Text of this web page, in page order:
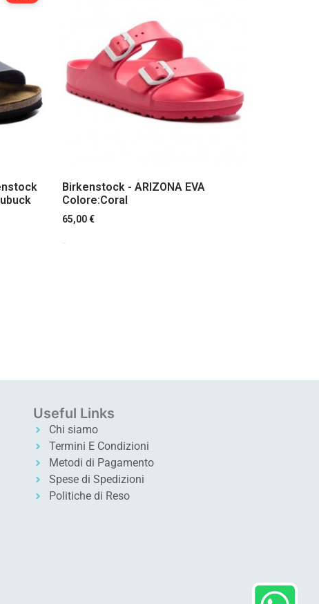
Birkenstock - ARIZONA EVA
Colore:Coral
65,00€
Useful Links
Chi siamo
Termini E Condizioni
Metodi di Pagamento
Spese di Spedizioni
Politiche di Reso